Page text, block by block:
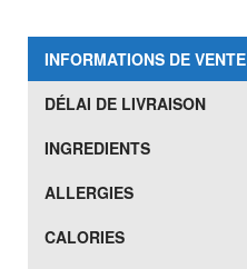
INFORMATIONS DE VENTE
DÉLAI DE LIVRAISON
INGREDIENTS
ALLERGIES
CALORIES